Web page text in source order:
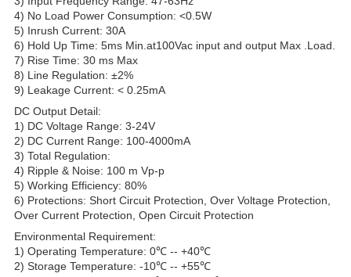
4) No Load Power Consumption: <0.5W
5) Inrush Current: 30A
6) Hold Up Time: 5ms Min.at100Vac input and output Max .Load.
7) Rise Time: 30 ms Max
8) Line Regulation: ±2%
9) Leakage Current: < 0.25mA
DC Output Detail:
1) DC Voltage Range: 3-24V
2) DC Current Range: 100-4000mA
3) Total Regulation:
4) Ripple & Noise: 100 m Vp-p
5) Working Efficiency: 80%
6) Protections: Short Circuit Protection, Over Voltage Protection,
Over Current Protection, Open Circuit Protection
Environmental Requirement:
1) Operating Temperature: 0℃ -- +40℃
2) Storage Temperature: -10℃ -- +55℃